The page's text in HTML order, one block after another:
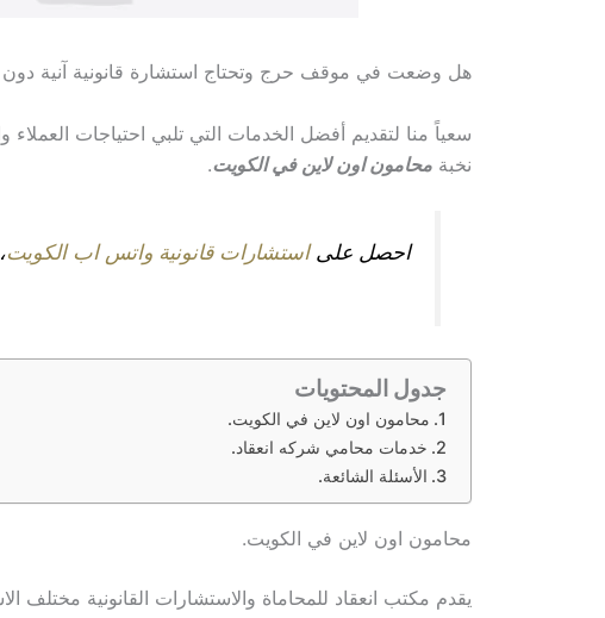
هل وضعت في موقف حرج وتحتاج استشارة قانونية آنية
سعياً منا لتقديم أفضل الخدمات التي تلبي احتياجات العملاء
نخبة محامون اون لاين في الكويت.
احصل علىاستشارات قانونية واتس اب الكويت
جدول المحتويات
محامون اون لاين في الكويت.
خدمات محامي شركه انعقاد.
الأسئلة الشائعة.
محامون اون لاين في الكويت.
يقدم مكتب انعقاد للمحاماة والاستشارات القانونية مختلف